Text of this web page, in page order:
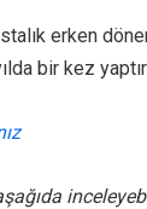
erken
bir kez